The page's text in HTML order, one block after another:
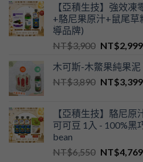
【亞積生技】強效
+駱尼果原汁+鼠尾草
導品牌)
NT$3,900 NT$2,999
木可斯-木鱉果純果
NT$3,890 NT$3,399
【亞積生技】駱尼原
可可豆 1入 - 100%黑
bean
NT$6,550 NT$4,769